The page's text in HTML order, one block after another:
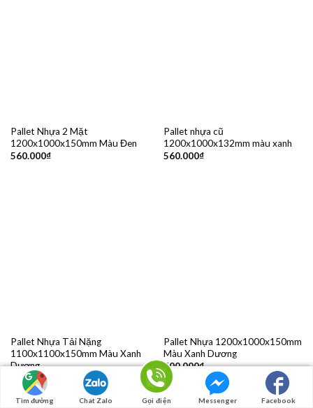
Pallet Nhựa 2 Mặt
1200x1000x150mm Màu Đen
560.000₫
Pallet nhựa cũ
1200x1000x132mm màu xanh
560.000₫
Pallet Nhựa Tải Nặng
1100x1100x150mm Màu Xanh
Dương
565.000₫
Pallet Nhựa 1200x1000x150mm
Màu Xanh Dương
600.000₫
Tìm đường Chat Zalo Gọi điện Messenger Facebook